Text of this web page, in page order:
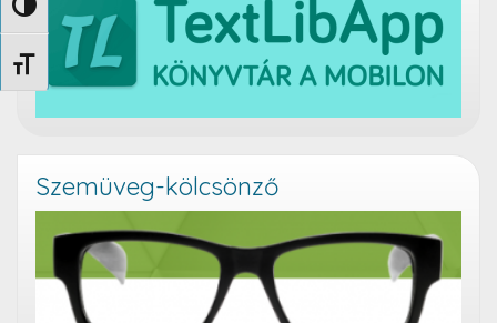
Nagy kontraszt váltása
Betűméret váltása
Szemüveg-kölcsönző